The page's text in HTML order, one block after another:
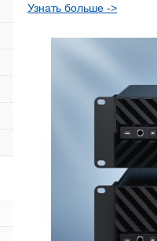
Узнать больше ->